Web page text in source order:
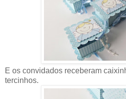
E os convidados receberam
tercinhos.